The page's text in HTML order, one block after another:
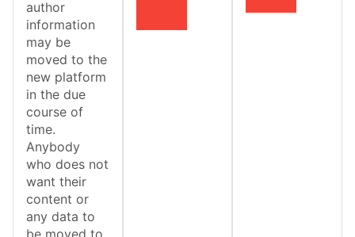
author
information
may be
moved to the
new platform
in the due
course of
time.
Anybody
who does not
want their
content or
any data to